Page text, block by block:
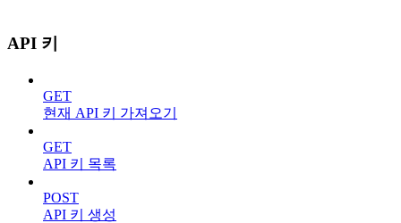
API 키
GET
현재 API 키 가져오기
GET
API 키 목록
POST
API 키 생성